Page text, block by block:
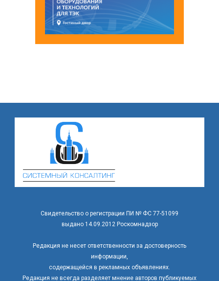
Свидетельство о регистрации ПИ № ФС 77-51099
выдано 14.09.2012 Роскомнадзор
Редакция не несет ответственности за достоверность
информации,
содержащейся в рекламных объявлениях.
Редакция не всегда разделяет мнение авторов публикуемых